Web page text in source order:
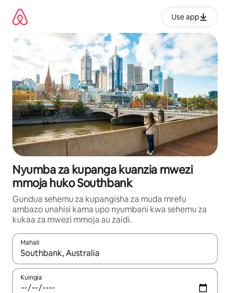
kwenda
kwenye
maudhui
Use app
Nyumba za kupanga kuanzia mwezi
mmoja huko Southbank
Gundua sehemu za kupangisha za muda mrefu
ambazo unahisi kama upo nyumbani kwa sehemu za
kukaa za mwezi mmoja au zaidi.
Mahali
Wakati matokeo yanapatikana, vinjari kwa kutumia vitufe vya
Kuingia